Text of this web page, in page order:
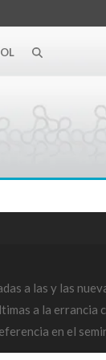
a las y las
a la errancia
en el